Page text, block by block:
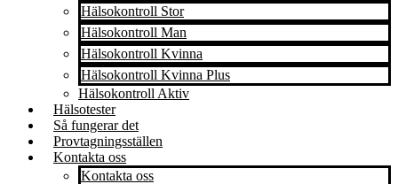
Hälsokontroll Stor
Hälsokontroll Man
Hälsokontroll Kvinna
Hälsokontroll Kvinna Plus
Hälsokontroll Aktiv
Hälsotester
Så fungerar det
Provtagningsställen
Kontakta oss
Kontakta oss